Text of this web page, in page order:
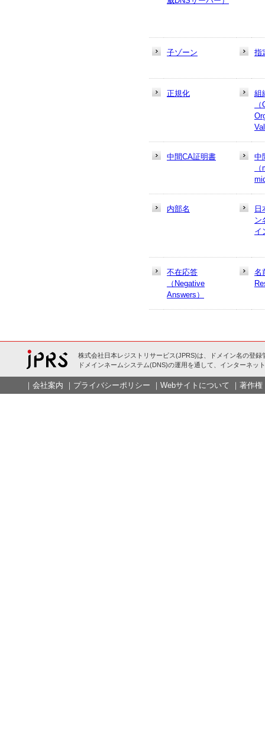
子ゾーン 指
正規化
組
中間CA証明書
中
内部名
ン
イ
不在応答
（Negative
Answers）
名
株式会社日本レジストリサービス(JPRS)は、ドメイン名の登録
ドメインネームシステム(DNS)の運用を通して、インターネッ
｜ 会社案内 ｜ プライバシーポリシー ｜ Webサイトについて ｜ 著作権